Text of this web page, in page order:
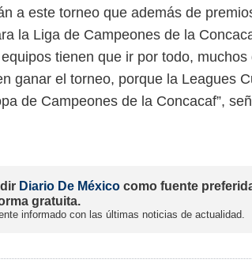
a este torneo que además de
la Liga de Campeones de la
equipos tienen que ir por todo,
ganar el torneo, porque la Leagues
de Campeones de la Concacaf”,
Diario De México como fuente
gratuita.
informado con las últimas noticias de actualidad.